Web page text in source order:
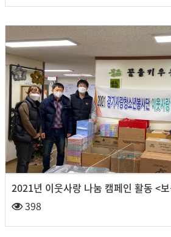
2021년 이웃사랑 나눔 캠페인 활동 <
398